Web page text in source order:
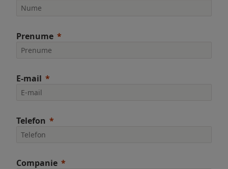
Prenume
E-mail
Telefon
Companie